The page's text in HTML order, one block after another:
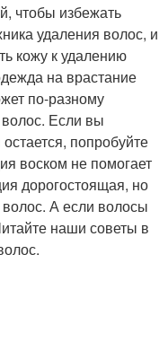
чтобы избежать
удаления волос, и
кожу к удалению
на врастание
по-разному
Если вы
попробуйте
воском не помогает
дорогостоящая, но
А если волосы
наши советы в